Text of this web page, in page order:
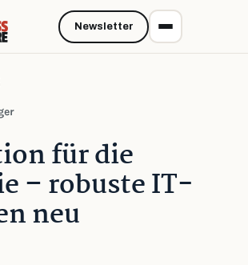
für die
– robuste IT-
neu
Newsletter